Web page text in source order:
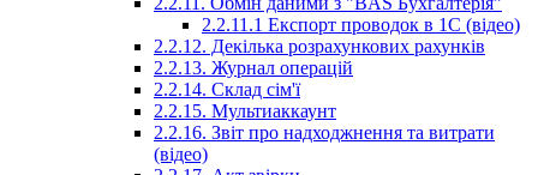
2.2.11.1 Експорт проводок в 1С (відео)
2.2.12. Декілька розрахункових рахунків
2.2.13. Журнал операцій
2.2.14. Склад сім'ї
2.2.15. Мультиаккаунт
2.2.16. Звіт про надходжнення та витрати
(відео)